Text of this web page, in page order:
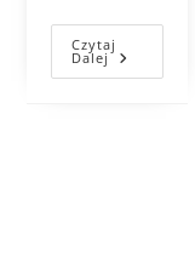
Czytaj
Dalej